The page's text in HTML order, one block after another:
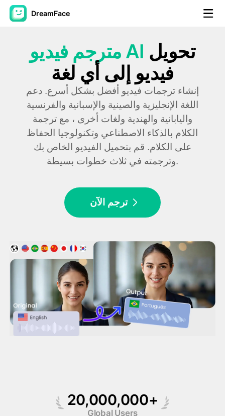
DreamFace
أدوات الذكاء الاصطناعي
فيديو الصورة الرمزية
فيديو AI
صور منظمة العفو الدولية
أدوات أخرى
▼
صور منظمة العفو الدولية ▼
أدوات أخرى
مترجم فيديو AI تحويل
فيديو إلى أي لغة
إنشاء ترجمات فيديو أفضل بشكل أسرع. دعم
اللغة الإنجليزية والصينية والإسبانية والفرنسية
واليابانية والهندية ولغات أخرى ، مع ترجمة
الكلام بالذكاء الاصطناعي وتكنولوجيا الحفاظ
على الكلام. قم بتحميل الفيديو الخاص بك
وترجمته في ثلاث خطوات بسيطة.
ترجم الآن
20,000,000+